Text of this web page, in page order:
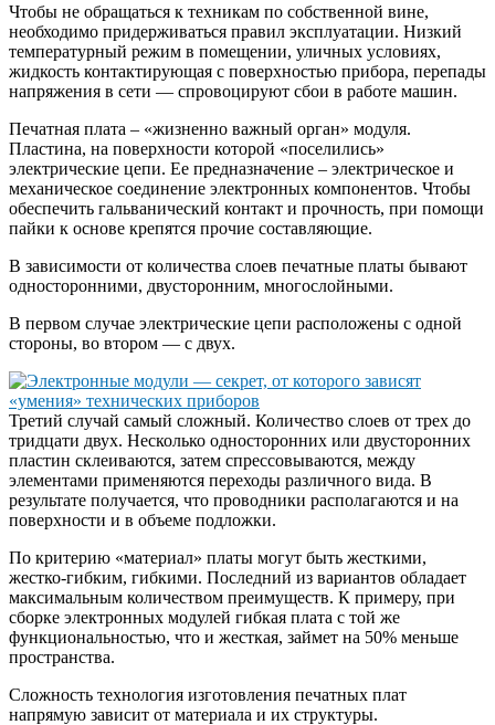
Чтобы не обращаться к техникам по собственной вине,
необходимо придерживаться правил эксплуатации. Низкий
температурный режим в помещении, уличных условиях,
жидкость контактирующая с поверхностью прибора, перепады
напряжения в сети — спровоцируют сбои в работе машин.
Печатная плата – «жизненно важный орган» модуля.
Пластина, на поверхности которой «поселились»
электрические цепи. Ее предназначение – электрическое и
механическое соединение электронных компонентов. Чтобы
обеспечить гальванический контакт и прочность, при помощи
пайки к основе крепятся прочие составляющие.
В зависимости от количества слоев печатные платы бывают
односторонними, двусторонним, многослойными.
В первом случае электрические цепи расположены с одной
стороны, во втором — с двух.
Третий случай самый сложный. Количество слоев от трех до
тридцати двух. Несколько односторонних или двусторонних
пластин склеиваются, затем спрессовываются, между
элементами применяются переходы различного вида. В
результате получается, что проводники располагаются и на
поверхности и в объеме подложки.
По критерию «материал» платы могут быть жесткими,
жестко-гибким, гибкими. Последний из вариантов обладает
максимальным количеством преимуществ. К примеру, при
сборке электронных модулей гибкая плата с той же
функциональностью, что и жесткая, займет на 50% меньше
пространства.
Сложность технология изготовления печатных плат
напрямую зависит от материала и их структуры.